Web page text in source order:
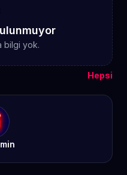
bilgi yok.
Hepsi